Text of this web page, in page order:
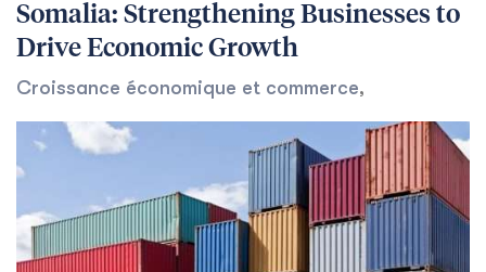
Somalia: Strengthening Businesses to
Drive Economic Growth
Croissance économique et commerce,